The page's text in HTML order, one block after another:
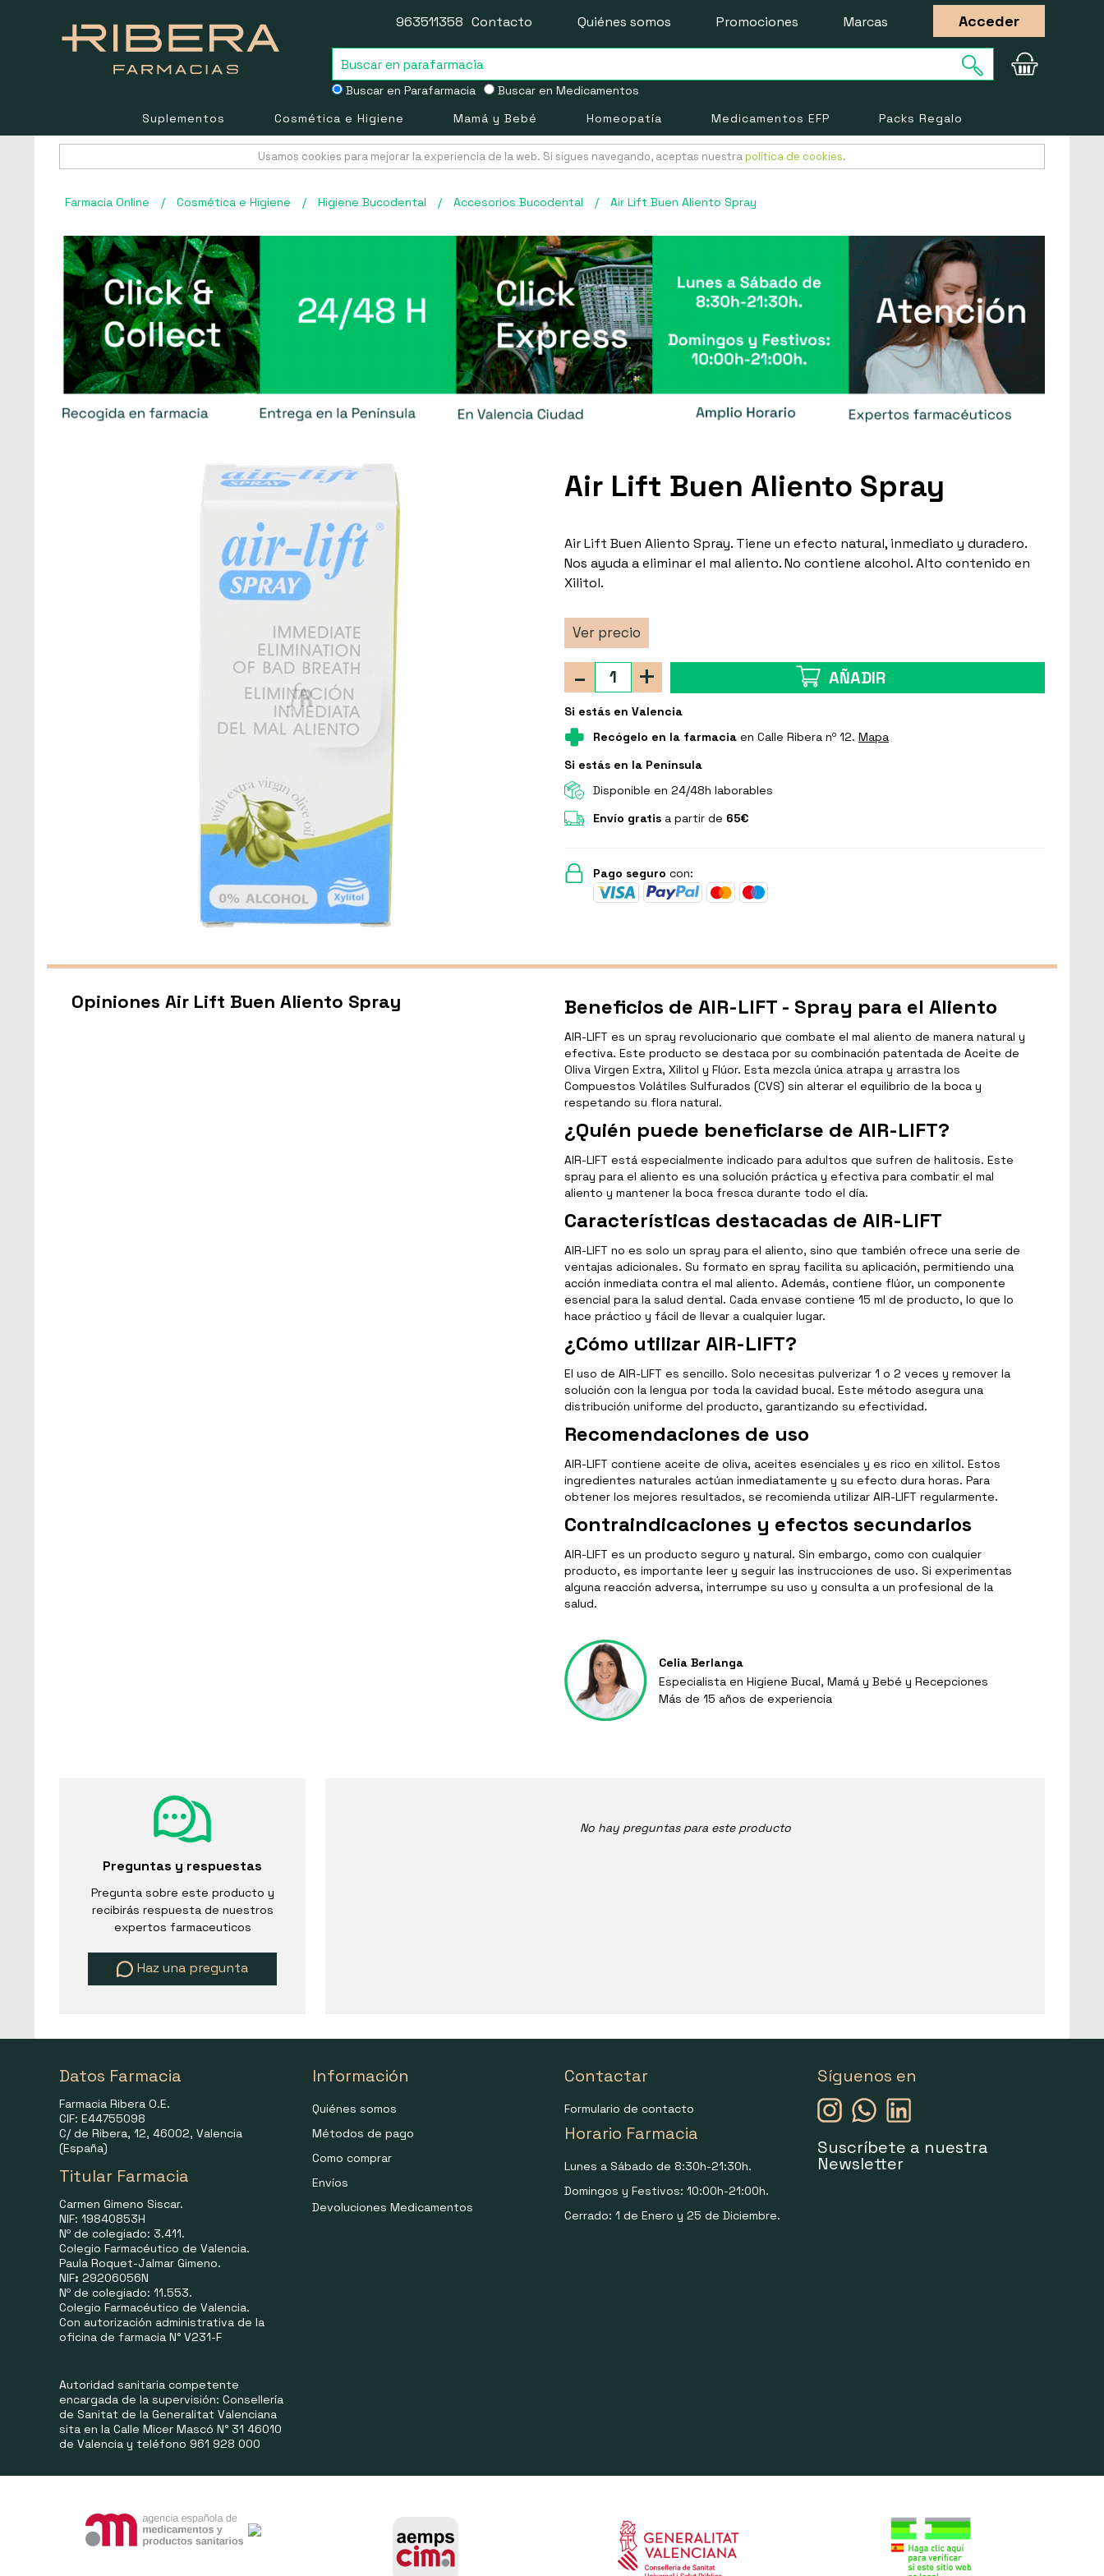
Buscar en Parafarmacia Buscar en Medicamentos
963511358 Contacto Quiénes somos Promociones Marcas Acceder
Suplementos Cosmética e Higiene Mamá y Bebé Homeopatía Medicamentos EFP Packs Regalo
Usamos cookies para mejorar la experiencia de la web. Si sigues navegando, aceptas nuestra política de cookies.
Farmacia Online / Cosmética e Higiene / Higiene Bucodental / Accesorios Bucodental / Air Lift Buen Aliento Spray
Air Lift Buen Aliento Spray
Air Lift Buen Aliento Spray. Tiene un efecto natural, inmediato y duradero.
Nos ayuda a eliminar el mal aliento. No contiene alcohol. Alto contenido en
Xilitol.
Ver precio
+
- AÑADIR
Si estás en Valencia
Recógelo en la farmacia en Calle Ribera nº 12. Mapa
Si estás en la Península
Disponible en 24/48h laborables
Envío gratis a partir de 65€
Pago seguro con:
Beneficios de AIR-LIFT - Spray para el Aliento
AIR-LIFT es un spray revolucionario que combate el mal aliento de manera natural y
efectiva. Este producto se destaca por su combinación patentada de Aceite de
Oliva Virgen Extra, Xilitol y Flúor. Esta mezcla única atrapa y arrastra los
Compuestos Volátiles Sulfurados (CVS) sin alterar el equilibrio de la boca y
respetando su flora natural.
¿Quién puede beneficiarse de AIR-LIFT?
AIR-LIFT está especialmente indicado para adultos que sufren de halitosis. Este
spray para el aliento es una solución práctica y efectiva para combatir el mal
aliento y mantener la boca fresca durante todo el día.
Características destacadas de AIR-LIFT
AIR-LIFT no es solo un spray para el aliento, sino que también ofrece una serie de
ventajas adicionales. Su formato en spray facilita su aplicación, permitiendo una
acción inmediata contra el mal aliento. Además, contiene flúor, un componente
esencial para la salud dental. Cada envase contiene 15 ml de producto, lo que lo
hace práctico y fácil de llevar a cualquier lugar.
¿Cómo utilizar AIR-LIFT?
El uso de AIR-LIFT es sencillo. Solo necesitas pulverizar 1 o 2 veces y remover la
solución con la lengua por toda la cavidad bucal. Este método asegura una
distribución uniforme del producto, garantizando su efectividad.
Recomendaciones de uso
AIR-LIFT contiene aceite de oliva, aceites esenciales y es rico en xilitol. Estos
ingredientes naturales actúan inmediatamente y su efecto dura horas. Para
obtener los mejores resultados, se recomienda utilizar AIR-LIFT regularmente.
Contraindicaciones y efectos secundarios
AIR-LIFT es un producto seguro y natural. Sin embargo, como con cualquier
producto, es importante leer y seguir las instrucciones de uso. Si experimentas
alguna reacción adversa, interrumpe su uso y consulta a un profesional de la
salud.
Celia Berlanga
Especialista en Higiene Bucal, Mamá y Bebé y Recepciones
Más de 15 años de experiencia
Opiniones Air Lift Buen Aliento Spray
Preguntas y respuestas
Pregunta sobre este producto y
recibirás respuesta de nuestros
expertos farmaceuticos
Haz una pregunta
No hay preguntas para este producto
Datos Farmacia
Farmacia Ribera O.E.
CIF: E44755098
C/ de Ribera, 12, 46002, Valencia
(España)
Titular Farmacia
Carmen Gimeno Siscar.
NIF: 19840853H
Nº de colegiado: 3.411.
Colegio Farmacéutico de Valencia.
Paula Roquet-Jalmar Gimeno.
NIF: 29206056N
Nº de colegiado: 11.553.
Colegio Farmacéutico de Valencia.
Con autorización administrativa de la
oficina de farmacia N° V231-F
Autoridad sanitaria competente
encargada de la supervisión: Consellería
de Sanitat de la Generalitat Valenciana
sita en la Calle Micer Mascó N° 31 46010
de Valencia y teléfono 961 928 000
Información
Quiénes somos
Métodos de pago
Como comprar
Envíos
Devoluciones Medicamentos
Contactar
Formulario de contacto
Horario Farmacia
Lunes a Sábado de 8:30h-21:30h.
Domingos y Festivos: 10:00h-21:00h.
Cerrado: 1 de Enero y 25 de Diciembre.
Síguenos en
Suscríbete a nuestra
Newsletter